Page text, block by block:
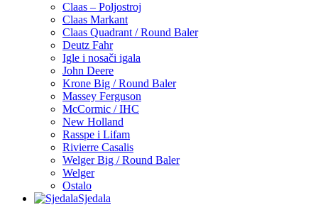
Claas – Poljostroj
Claas Markant
Claas Quadrant / Round Baler
Deutz Fahr
Igle i nosači igala
John Deere
Krone Big / Round Baler
Massey Ferguson
McCormic / IHC
New Holland
Rasspe i Lifam
Rivierre Casalis
Welger Big / Round Baler
Welger
Ostalo
Sjedala